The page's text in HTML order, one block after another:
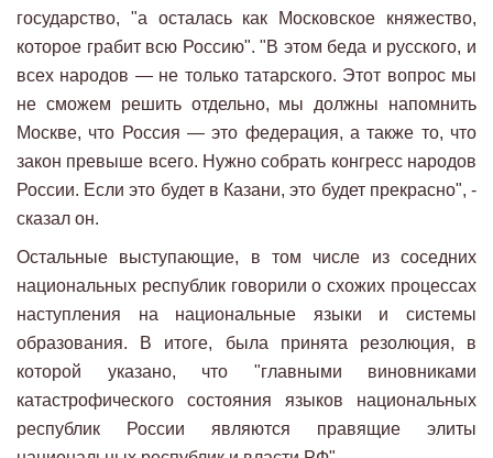
государство, "а осталась как Московское княжество,
которое грабит всю Россию". "В этом беда и русского, и
всех народов — не только татарского. Этот вопрос мы
не сможем решить отдельно, мы должны напомнить
Москве, что Россия — это федерация, а также то, что
закон превыше всего. Нужно собрать конгресс народов
России. Если это будет в Казани, это будет прекрасно", -
сказал он.
Остальные выступающие, в том числе из соседних
национальных республик говорили о схожих процессах
наступления на национальные языки и системы
образования. В итоге, была принята резолюция, в
которой указано, что "главными виновниками
катастрофического состояния языков национальных
республик России являются правящие элиты